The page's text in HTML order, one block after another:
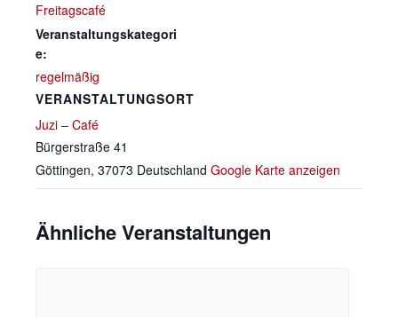
Freitagscafé
Veranstaltungskategori
e:
regelmäßig
VERANSTALTUNGSORT
Juzi – Café
Bürgerstraße 41
Göttingen, 37073 Deutschland Google Karte anzeigen
Ähnliche Veranstaltungen